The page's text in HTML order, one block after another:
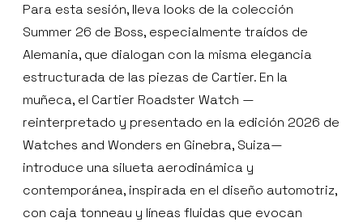
Para esta sesión, lleva looks de la colección
Summer 26 de Boss, especialmente traídos de
Alemania, que dialogan con la misma elegancia
estructurada de las piezas de Cartier. En la
muñeca, el Cartier Roadster Watch —
reinterpretado y presentado en la edición 2026 de
Watches and Wonders en Ginebra, Suiza—
introduce una silueta aerodinámica y
contemporánea, inspirada en el diseño automotriz,
con caja tonneau y líneas fluidas que evocan